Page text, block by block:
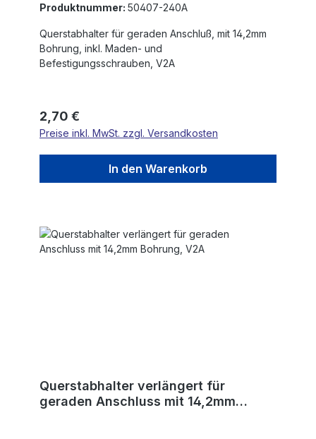
Produktnummer: 50407-240A
Querstabhalter für geraden Anschluß, mit 14,2mm
Bohrung, inkl. Maden- und
Befestigungsschrauben, V2A
Regulärer Preis:
2,70 €
Preise inkl. MwSt. zzgl. Versandkosten
In den Warenkorb
Querstabhalter verlängert für
geraden Anschluss mit 14,2mm